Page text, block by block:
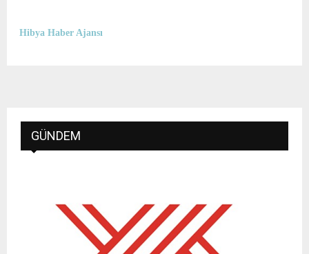
Hibya Haber Ajansı
GÜNDEM